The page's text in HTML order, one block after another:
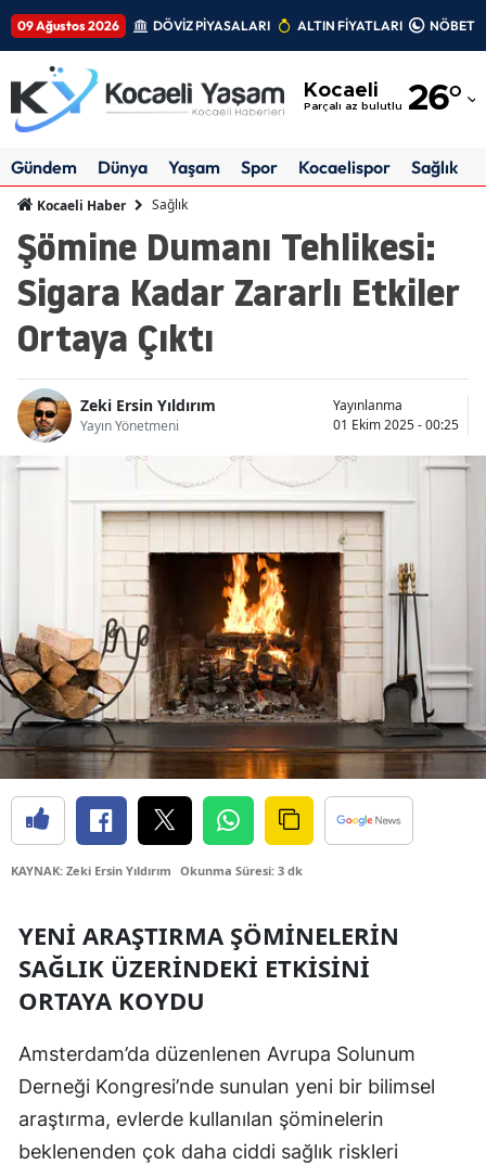
09 Ağustos 2026 DÖVİZ PİYASALARI ALTIN FİYATLARI
Kocaeli
Parçalı az bulutlu 26°
Adıyaman
Amasya
Ankara
Artvin
Aydın
Balıkesir
Bilecik
Bingöl
Bitlis
Bolu
Burdur
Bursa
Çanakkale
Çankırı
Diyarbakır
Elazığ
Erzincan
Erzurum
Gündem Dünya Yaşam Spor Kocaelispor Sağlık
Kocaeli Haber Sağlık
Şömine Dumanı Tehlikesi:
Sigara Kadar Zararlı Etkiler
Ortaya Çıktı
Zeki Ersin Yıldırım
Yayın Yönetmeni
Yayınlanma
01 Ekim 2025 - 00:25
KAYNAK: Zeki Ersin Yıldırım Okunma Süresi: 3 dk
YENI ARAŞTIRMA ŞÖMINELERIN
SAĞLIK ÜZERINDEKI ETKISINI
ORTAYA KOYDU
Amsterdam’da düzenlenen Avrupa Solunum
Derneği Kongresi’nde sunulan yeni bir bilimsel
araştırma, evlerde kullanılan şöminelerin
beklenenden çok daha ciddi sağlık riskleri